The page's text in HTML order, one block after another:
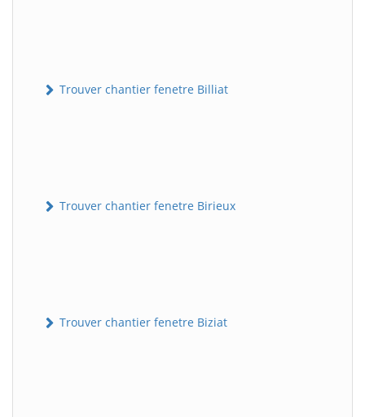
Trouver chantier fenetre Billiat
Trouver chantier fenetre Birieux
Trouver chantier fenetre Biziat